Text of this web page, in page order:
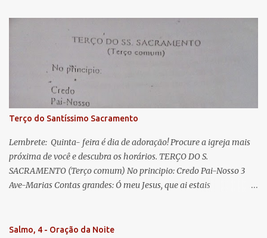
lágrimas. Eia, pois, Advogada nossa, estes vossos olhos
misericordiosos a nós volvei, e depois deste desterro, mostrai-nos
Jesus. Bendito é o fruto do vosso ventre, ó clemente, ó piedosa, ó
doce e sempre Virgem Maria. Rogai por nós Santa Mãe de Deus.
Para que sejamos dignos das promessas de Cristo. Amém.
Terço do Santíssimo Sacramento
Lembrete: Quinta- feira é dia de adoração! Procure a igreja mais
próxima de você e descubra os horários. TERÇO DO S.
SACRAMENTO (Terço comum) No principio: Credo Pai-Nosso 3
Ave-Marias Contas grandes: Ó meu Jesus, que ai estais
Vós morra eu! Nas contas pequenas: Sacramento de Amor!
Salmo, 4 - Oração da Noite